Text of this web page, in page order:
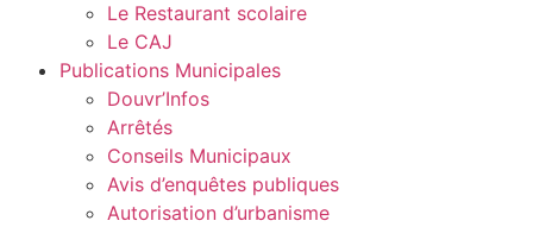
Le Restaurant scolaire
Le CAJ
Publications Municipales
Douvr’Infos
Arrêtés
Conseils Municipaux
Avis d’enquêtes publiques
Autorisation d’urbanisme